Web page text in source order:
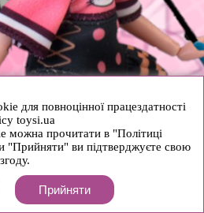
для повноцінної працездатності
toysi.ua
можна прочитати в "Політиці
"Прийняти" ви підтверджуєте свою
згоду.
Прийняти